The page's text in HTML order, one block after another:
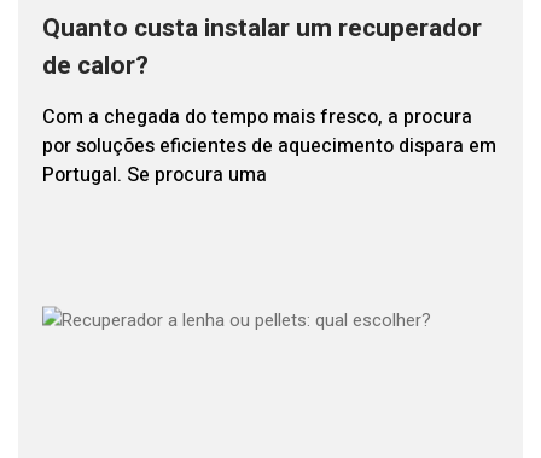
Quanto custa instalar um recuperador
de calor?
Com a chegada do tempo mais fresco, a procura
por soluções eficientes de aquecimento dispara em
Portugal. Se procura uma